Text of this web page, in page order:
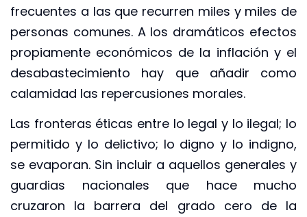
frecuentes a las que recurren miles y miles de
personas comunes. A los dramáticos efectos
propiamente económicos de la inflación y el
desabastecimiento hay que añadir como
calamidad las repercusiones morales.
Las fronteras éticas entre lo legal y lo ilegal; lo
permitido y lo delictivo; lo digno y lo indigno,
se evaporan. Sin incluir a aquellos generales y
guardias nacionales que hace mucho
cruzaron la barrera del grado cero de la